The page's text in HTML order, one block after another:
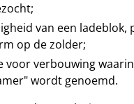
van een ladeblok,
op de zolder;
voor verbouwing
wordt genoemd.